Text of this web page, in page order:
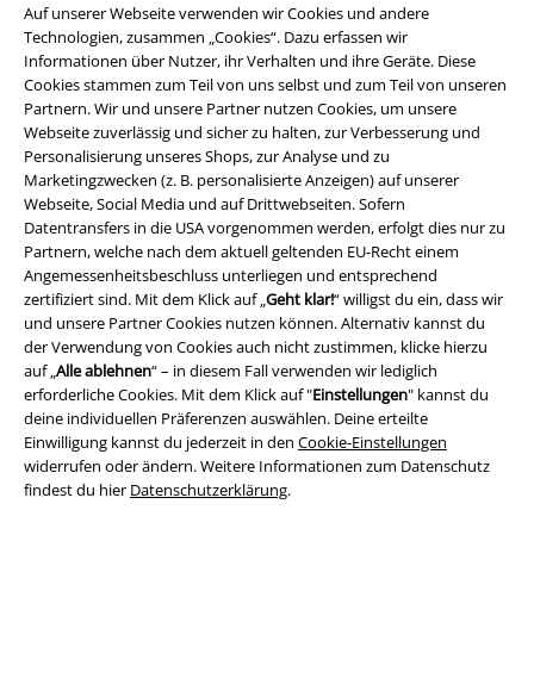
Auf unserer Webseite verwenden wir Cookies und andere
Technologien, zusammen „Cookies“. Dazu erfassen wir
Informationen über Nutzer, ihr Verhalten und ihre Geräte. Diese
Cookies stammen zum Teil von uns selbst und zum Teil von unseren
Partnern. Wir und unsere Partner nutzen Cookies, um unsere
Webseite zuverlässig und sicher zu halten, zur Verbesserung und
Personalisierung unseres Shops, zur Analyse und zu
Marketingzwecken (z. B. personalisierte Anzeigen) auf unserer
Webseite, Social Media und auf Drittwebseiten. Sofern
Datentransfers in die USA vorgenommen werden, erfolgt dies nur zu
Partnern, welche nach dem aktuell geltenden EU-Recht einem
Angemessenheitsbeschluss unterliegen und entsprechend
zertifiziert sind. Mit dem Klick auf „Geht klar!“ willigst du ein, dass wir
und unsere Partner Cookies nutzen können. Alternativ kannst du
der Verwendung von Cookies auch nicht zustimmen, klicke hierzu
auf „Alle ablehnen“ – in diesem Fall verwenden wir lediglich
erforderliche Cookies. Mit dem Klick auf "Einstellungen" kannst du
deine individuellen Präferenzen auswählen. Deine erteilte
Einwilligung kannst du jederzeit in den Cookie-Einstellungen
widerrufen oder ändern. Weitere Informationen zum Datenschutz
findest du hier Datenschutzerklärung.
Rechtliches
AGB
Impressum
Datenschutz
Entsorgung und Umweltschutz
Konformitätserklärung
Information zur Barrierefreiheit